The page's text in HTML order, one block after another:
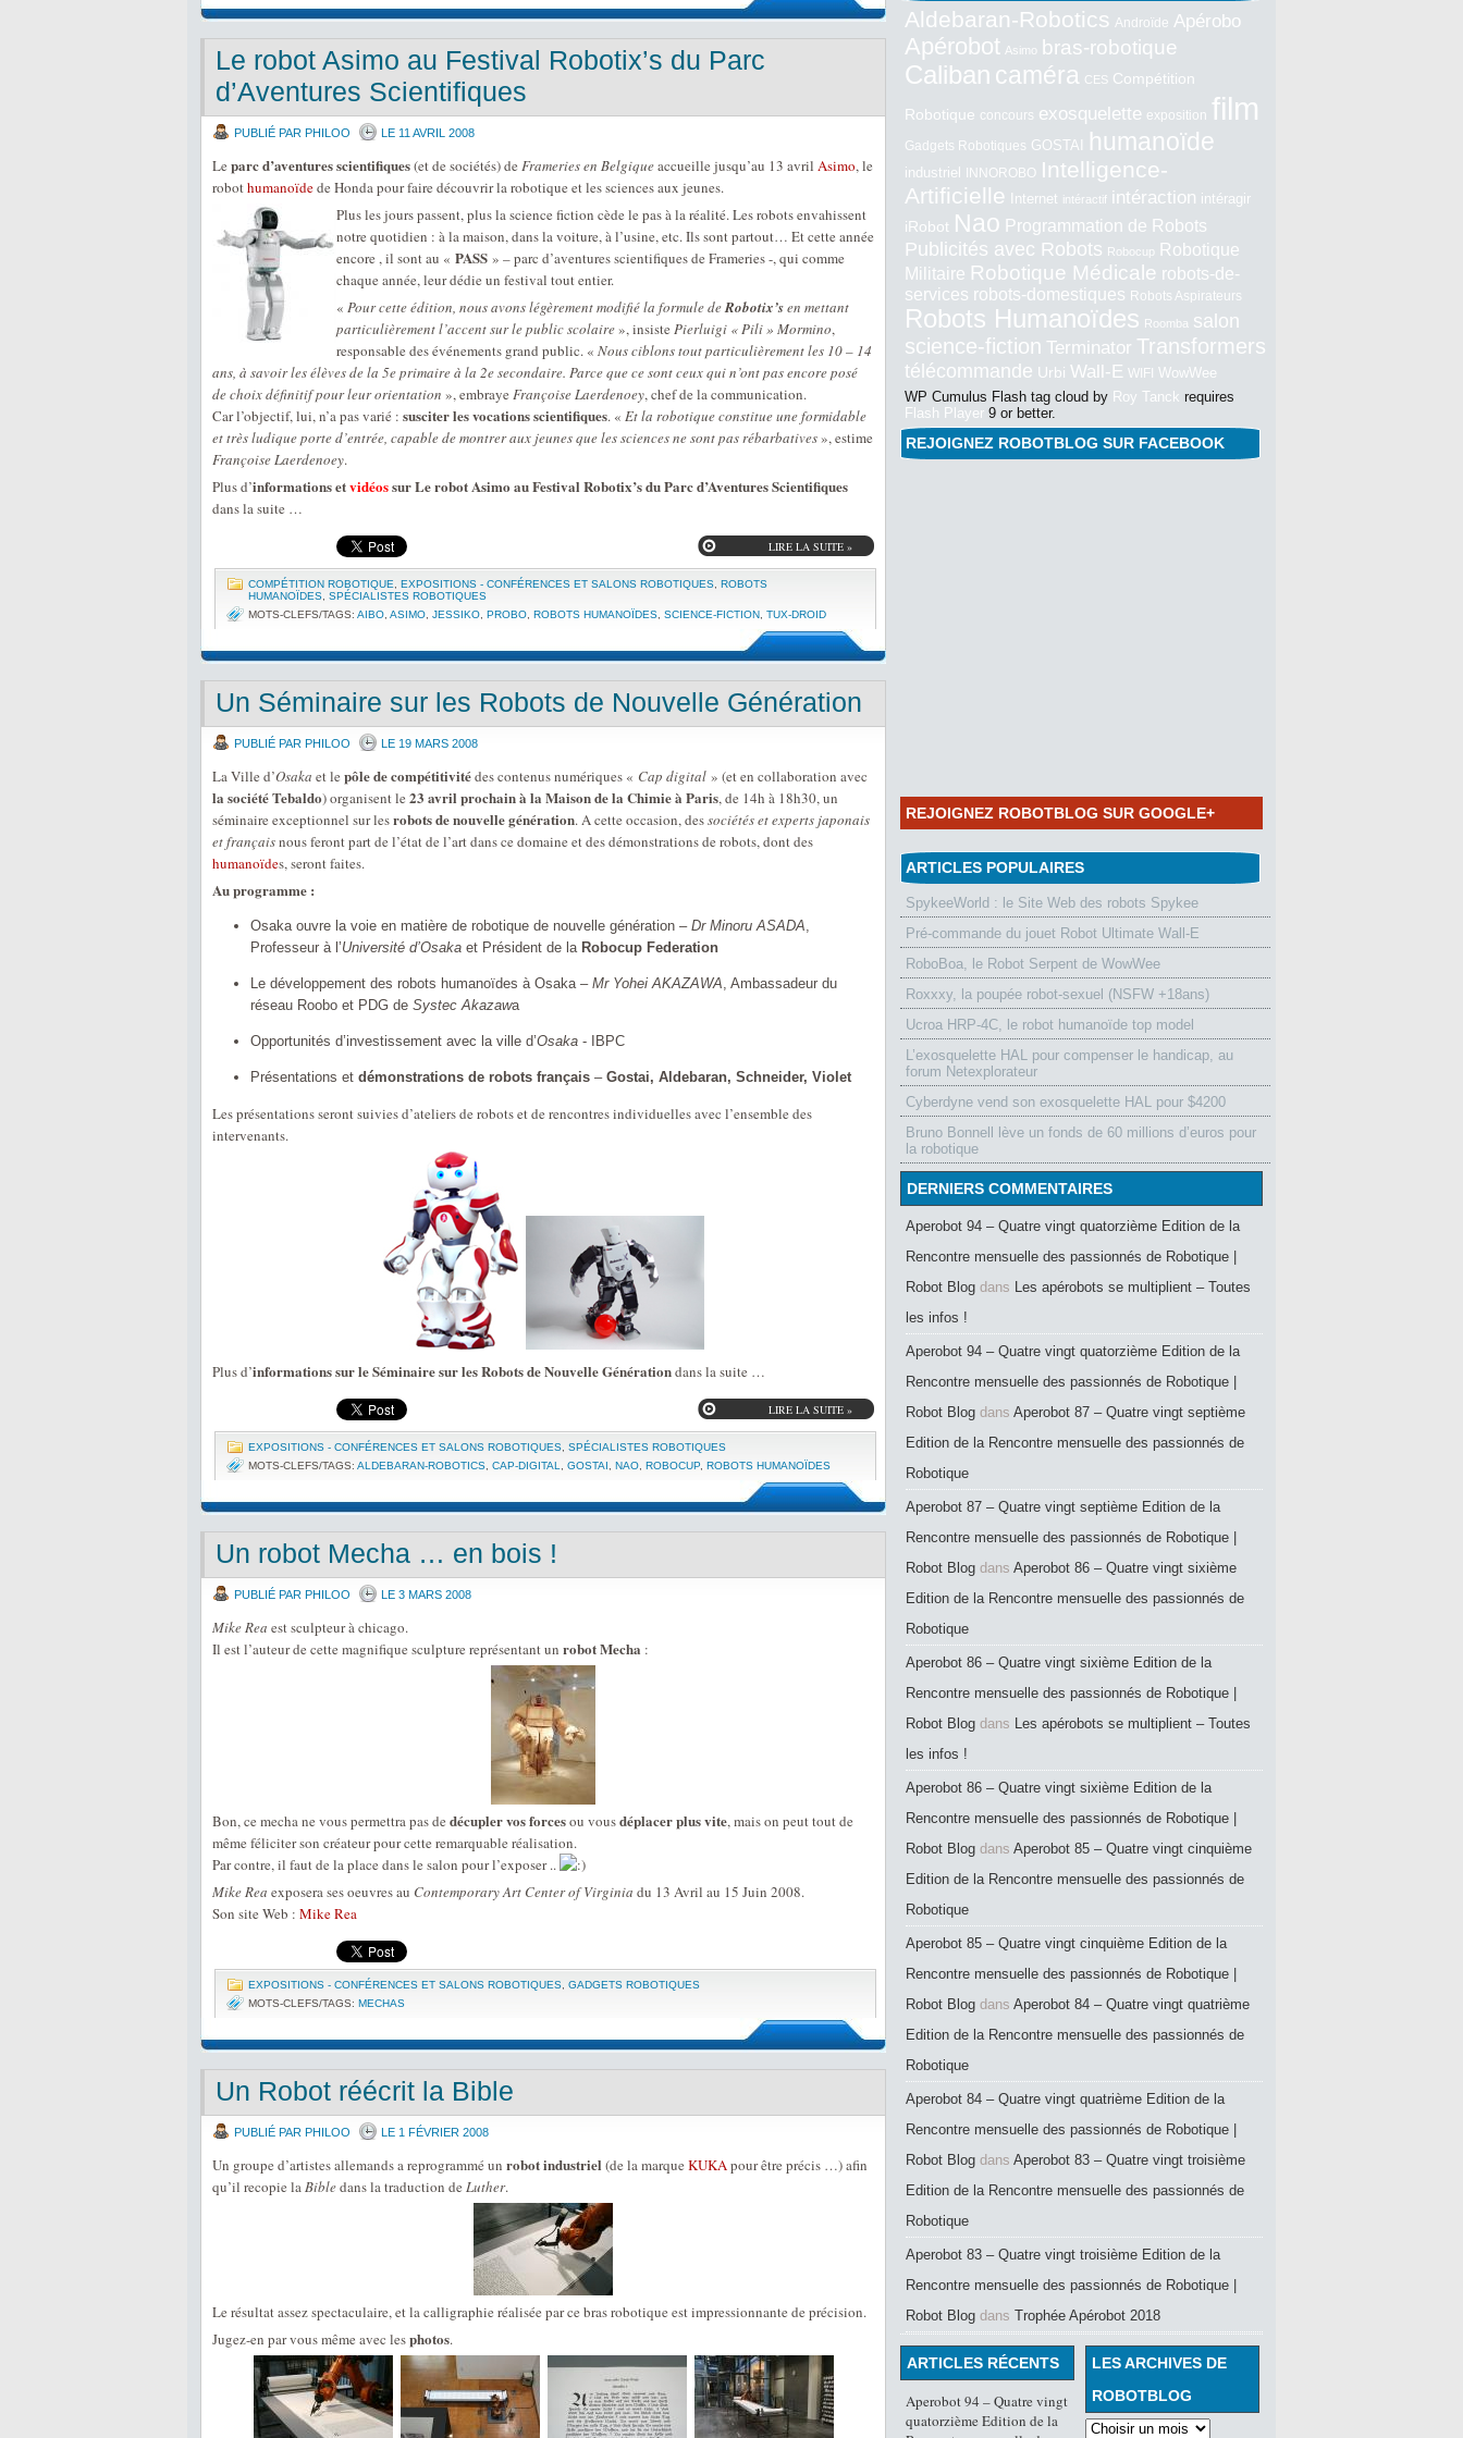
Le robot Asimo au Festival Robotix’s du Parc
d’Aventures Scientifiques
PUBLIÉ PAR PHILOO LE 11 AVRIL 2008
Le parc d’aventures scientifiques(et de sociétés) de Frameries en Belgiqueaccueille jusqu’au 13 avril Asimo, le
robothumanoïdede Honda pour faire découvrir la robotique et les sciences aux jeunes.
Plus les jours passent, plus la science fiction cède le pas à la réalité. Les robots envahissent
notre quotidien : à la maison, dans la voiture, à l’usine, etc. Ils sont partout… Et cette année
encore , il sont au « PASS » – parc d’aventures scientifiques de Frameries -, qui comme
chaque année, leur dédie un festival tout entier.
« Pour cette édition, nous avons légèrement modifié la formule deRobotix’sen mettant
particulièrement l’accent sur le public scolaire», insiste Pierluigi « Pili » Mormino,
responsable des événements grand public. « Nous ciblons tout particulièrement les 10 – 14
ans, à savoir les élèves de la 5e primaire à la 2e secondaire. Parce que ce sont ceux qui n’ont pas encore posé
de choix définitif pour leur orientation », embraye Françoise Laerdenoey, chef de la communication.
Car l’objectif, lui, n’a pas varié : susciter les vocations scientifiques. « Et la robotique constitue une formidable
et très ludique porte d’entrée, capable de montrer aux jeunes que les sciences ne sont pas rébarbatives», estime
Françoise Laerdenoey.
Plus d’informations etvidéossur Le robot Asimo au Festival Robotix’s du Parc d’Aventures Scientifiques
dans la suite …
LIRE LA SUITE »
COMPÉTITION ROBOTIQUE EXPOSITIONS - CONFÉRENCES ET SALONS ROBOTIQUES ROBOTS
HUMANOÏDES SPÉCIALISTES ROBOTIQUES
MOTS-CLEFS/TAGS: AIBO ASIMO JESSIKO PROBO ROBOTS HUMANOÏDES SCIENCE-FICTION TUX-DROID
Un Séminaire sur les Robots de Nouvelle Génération
PUBLIÉ PAR PHILOO LE 19 MARS 2008
La Ville d’Osaka et le pôle de compétitivitédes contenus numériques « Cap digital » (et en collaboration avec
la société Tebaldo) organisent le 23 avril prochain à la Maison de la Chimie à Paris, de 14h à 18h30, un
séminaire exceptionnel sur lesrobots de nouvelle génération. A cette occasion, dessociétés et experts japonais
et françaisnous feront part de l’état de l’art dans ce domaine et des démonstrations de robots, dont des
humanoïdes, seront faites.
Au programme :
Osaka ouvre la voie en matière de robotique de nouvelle génération – Dr Minoru ASADA,
Professeur à l’Université d’Osaka et Président de la Robocup Federation
Le développement des robots humanoïdes à Osaka – Mr Yohei AKAZAWA, Ambassadeur du
réseau Roobo et PDG de Systec Akazawa
Opportunités d’investissement avec la ville d’Osaka - IBPC
Présentations et démonstrations de robots français – Gostai, Aldebaran, Schneider, Violet
Les présentations seront suivies d’ateliers de robots et de rencontres individuelles avec l’ensemble des
intervenants.
Plus d’informations sur le Séminaire sur les Robots de Nouvelle Générationdans la suite …
LIRE LA SUITE »
EXPOSITIONS - CONFÉRENCES ET SALONS ROBOTIQUES SPÉCIALISTES ROBOTIQUES
MOTS-CLEFS/TAGS: ALDEBARAN-ROBOTICS CAP-DIGITAL GOSTAI NAO ROBOCUP, ROBOTS HUMANOÏDES
Un robot Mecha … en bois !
PUBLIÉ PAR PHILOO LE 3 MARS 2008
Mike Rea est sculpteur à chicago.
Il est l’auteur de cette magnifique sculpture représentant un robot Mecha :
Bon, ce mecha ne vous permettra pas de décupler vos forcesou vousdéplacer plus vite, mais on peut tout de
même féliciter son créateur pour cette remarquable réalisation.
Par contre, il faut de la place dans le salon pour l’exposer ..
Mike Rea exposera ses oeuvres au Contemporary Art Center of Virginia du 13 Avril au 15 Juin 2008.
Son site Web : Mike Rea
EXPOSITIONS - CONFÉRENCES ET SALONS ROBOTIQUES GADGETS ROBOTIQUES
MOTS-CLEFS/TAGS: MECHAS
Un Robot réécrit la Bible
PUBLIÉ PAR PHILOO LE 1 FÉVRIER 2008
Un groupe d’artistes allemands a reprogrammé un robot industriel (de la marque KUKApour être précis …) afin
qu’il recopie laBibledans la traduction de Luther.
Le résultat assez spectaculaire, et la calligraphie réalisée par ce bras robotique est impressionnante de précision.
Jugez-en par vous même avec lesphotos.
Aldebaran-Robotics Androïde Apérobo
Apérobot Asimo bras-robotique
Caliban caméra CES Compétition
Robotique concours exosquelette exposition film
Gadgets Robotiques GOSTAI humanoïde
industriel INNOROBO Intelligence-
Artificielle
Internet intéractif intéraction intéragir
iRobot Nao Programmation de Robots
Publicités avec Robots Robocup
Robotique
Militaire Robotique Médicale robots-de-
services robots-domestiques Robots Aspirateurs
Robots Humanoïdes Roomba salon
science-fiction Terminator Transformers
télécommande Urbi Wall-E WIFI WowWee
WP Cumulus Flash tag cloud by Roy Tanck requires
Flash Player 9 or better.
REJOIGNEZ ROBOTBLOG SUR FACEBOOK
REJOIGNEZ ROBOTBLOG SUR GOOGLE+
ARTICLES POPULAIRES
SpykeeWorld : le Site Web des robots Spykee
Pré-commande du jouet Robot Ultimate Wall-E
RoboBoa, le Robot Serpent de WowWee
Roxxxy, la poupée robot-sexuel (NSFW +18ans)
Ucroa HRP-4C, le robot humanoïde top model
L’exosquelette HAL pour compenser le handicap, au
forum Netexplorateur
Cyberdyne vend son exosquelette HAL pour $4200
Bruno Bonnell lève un fonds de 60 millions d’euros pour
la robotique
DERNIERS COMMENTAIRES
Aperobot 94 – Quatre vingt quatorzième Edition de la
Rencontre mensuelle des passionnés de Robotique |
Robot Blog dans Les apérobots se multiplient – Toutes
les infos !
Aperobot 94 – Quatre vingt quatorzième Edition de la
Rencontre mensuelle des passionnés de Robotique |
Robot Blog dans Aperobot 87 – Quatre vingt septième
Edition de la Rencontre mensuelle des passionnés de
Robotique
Aperobot 87 – Quatre vingt septième Edition de la
Rencontre mensuelle des passionnés de Robotique |
Robot Blog dans Aperobot 86 – Quatre vingt sixième
Edition de la Rencontre mensuelle des passionnés de
Robotique
Aperobot 86 – Quatre vingt sixième Edition de la
Rencontre mensuelle des passionnés de Robotique |
Robot Blog dans Les apérobots se multiplient – Toutes
les infos !
Aperobot 86 – Quatre vingt sixième Edition de la
Rencontre mensuelle des passionnés de Robotique |
Robot Blog dans Aperobot 85 – Quatre vingt cinquième
Edition de la Rencontre mensuelle des passionnés de
Robotique
Aperobot 85 – Quatre vingt cinquième Edition de la
Rencontre mensuelle des passionnés de Robotique |
Robot Blog dans Aperobot 84 – Quatre vingt quatrième
Edition de la Rencontre mensuelle des passionnés de
Robotique
Aperobot 84 – Quatre vingt quatrième Edition de la
Rencontre mensuelle des passionnés de Robotique |
Robot Blog dans Aperobot 83 – Quatre vingt troisième
Edition de la Rencontre mensuelle des passionnés de
Robotique
Aperobot 83 – Quatre vingt troisième Edition de la
Rencontre mensuelle des passionnés de Robotique |
Robot Blog dans Trophée Apérobot 2018
LES ARCHIVES DE
ROBOTBLOG
ARTICLES RÉCENTS
Aperobot 94 – Quatre vingt
quatorzième Edition de la